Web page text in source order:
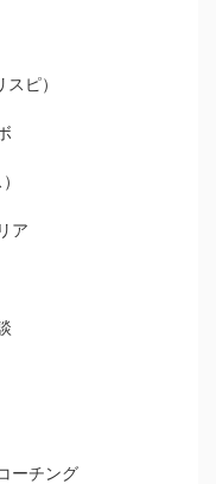
ピ）
ア
ーチング